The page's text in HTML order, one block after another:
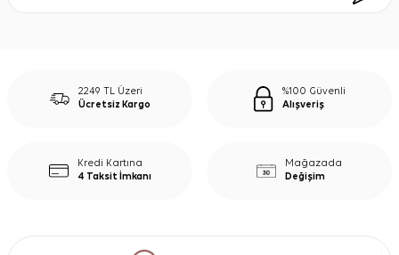
2249 TL Üzeri
Ücretsiz Kargo
%100 Güvenli
Alışveriş
Kredi Kartına
4 Taksit İmkanı
Mağazada
Değişim